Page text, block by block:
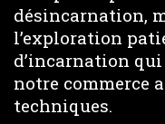
désincarnation,
l’exploration
d’incarnation qui
notre commerce
techniques.